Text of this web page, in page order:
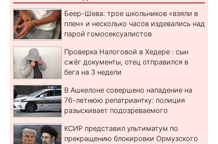
Беер-Шева: трое школьников «взяли в
плен» и несколько часов издевались над
парой гомосексуалистов
Проверка Налоговой в Хедере : сын
сжёг документы, отец отправился в
бега на 3 недели
В Ашкелоне совершено нападение на
76-летнюю репатриантку: полиция
разыскивает подозреваемого
КСИР представил ультиматум по
прекращению блокировки Ормузского